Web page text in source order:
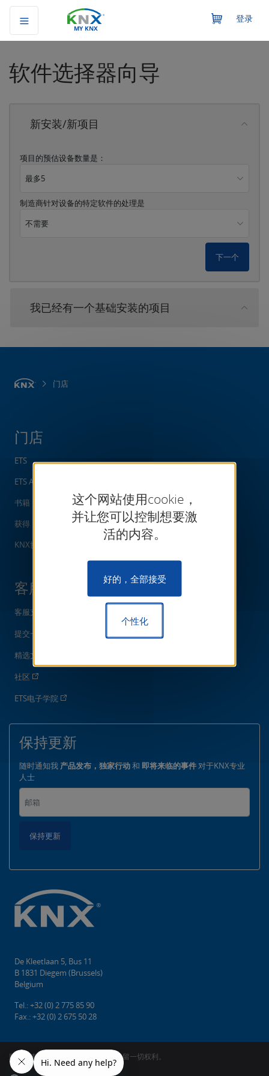
MY KNX
登录
软件选择器向导
新安装/新项目
项目的预估设备数量是：
最多5
制造商针对设备的特定软件的处理是
不需要
下一个
我已经有一个基础安装的项目
门店
门店
ETS
ETS App
书籍
获得
KNX协议说明
客服支持
客服支持中心
提交一个请求
精选文章
社区
ETS电子学院
保持更新
随时通知我 产品发布，独家行动和 即将来临的事件对于KNX专业
人士
保持更新
De Kleetlaan 5, Bus 11
B 1831 Diegem (Brussels)
Belgium
Tel.: +32 (0) 2 775 85 90
Fax.: +32 (0) 2 675 50 28
版权所有©2026 KNX协会cvba。 保留一切权利。
这个网站使用cookie，
并让您可以控制想要激
活的内容。
好的，全部接受
个性化